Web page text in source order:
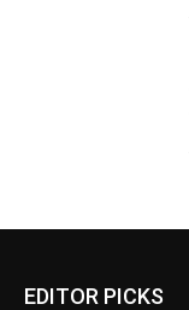
EDITOR PICKS